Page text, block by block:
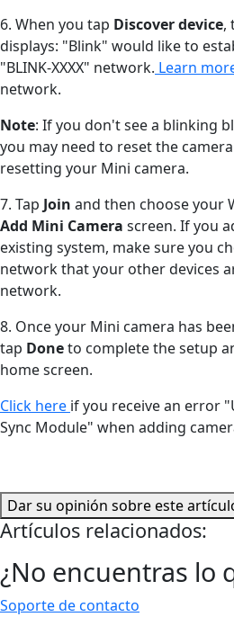
6. When you tap Discover device,
displays: "Blink" would like to
"BLINK-XXXX" network. Learn
network.
Note: If you don't see a blinking
you may need to reset the
resetting your Mini camera.
7. Tap Join and then choose your
Add Mini Camera screen. If you
existing system, make sure you
network that your other devices
network.
8. Once your Mini camera has
tap Doneto complete the setup
home screen.
Click here if you receive an error
Sync Module" when adding
Dar su opinión sobre este
Artículos relacionados:
¿No encuentras lo
Soporte de contacto